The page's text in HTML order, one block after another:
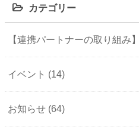
カテゴリー
【連携パートナーの取り組み】
イベント (14)
お知らせ (64)